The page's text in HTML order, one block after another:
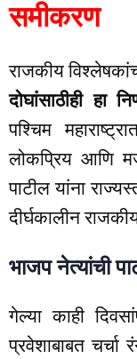
समीकरण
राजकीय
दोघांसाठीही हा
पश्चिम
लोकप्रिय आणि
पाटील यांना
दीर्घकालीन
भाजप नेत्यांची
गेल्या काही
प्रवेशाबाबत चर्चा